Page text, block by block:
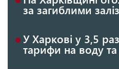
за загиблими
У Харкові у 3,5
тарифи на воду та